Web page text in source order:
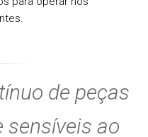
de peças
sensíveis ao